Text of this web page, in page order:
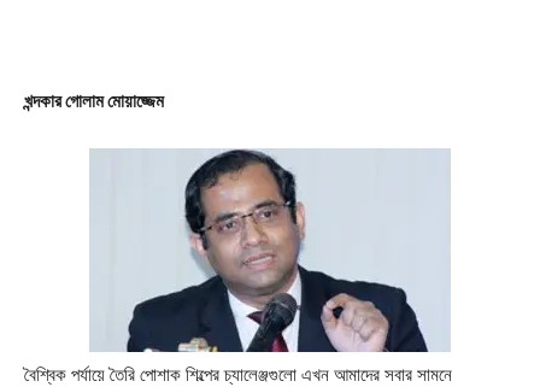
খন্দকার গোলাম মোয়াজ্জেম
বৈশ্বিক পর্যায়ে তৈরি পোশাক শিল্পের চ্যালেঞ্জগুলো এখন আমাদের সবার সামনে